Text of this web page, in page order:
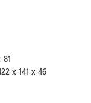
81
x 141 x 46